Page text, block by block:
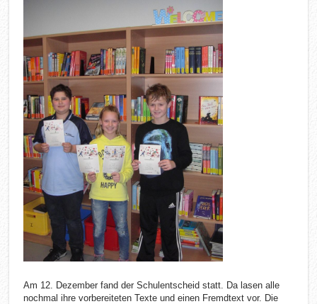
Am 12. Dezember fand der Schulentscheid statt. Da lasen alle
nochmal ihre vorbereiteten Texte und einen Fremdtext vor. Die